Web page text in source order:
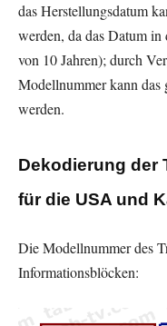
das Herstellungsdatum
werden, da das Datum
von 10 Jahren); durch
Modellnummer kann das
werden.
Dekodierung der
für die USA und
Die Modellnummer des
Informationsblöcken: